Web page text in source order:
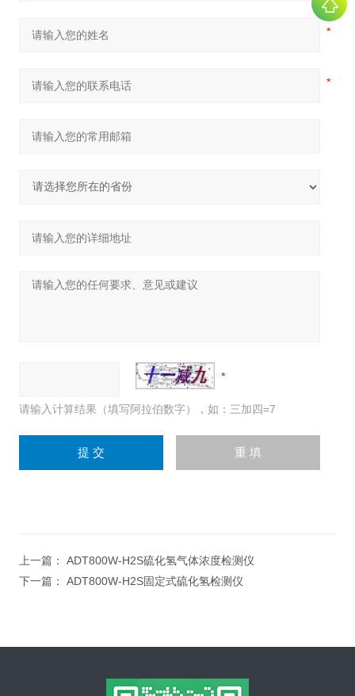
请输入计算结果（填写阿拉伯数字），如：三加四=7
上一篇： ADT800W-H2S硫化氢气体浓度检测仪
下一篇： ADT800W-H2S固定式硫化氢检测仪